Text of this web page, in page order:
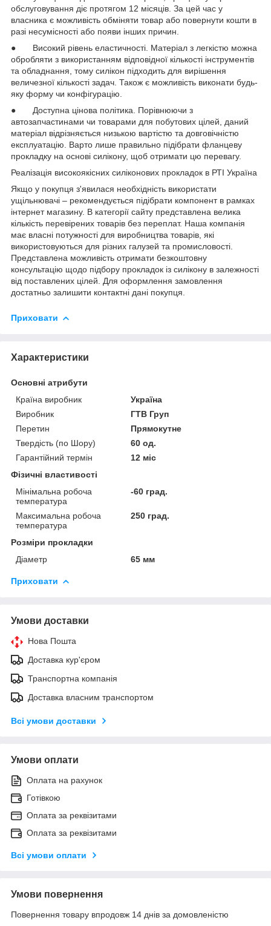
обслуговування діє протягом 12 місяців. За цей час у
власника є можливість обміняти товар або повернути кошти в
разі несумісності або появи інших причин.
● Високий рівень еластичності. Матеріал з легкістю можна
обробляти з використанням відповідної кількості інструментів
та обладнання, тому силікон підходить для вирішення
величезної кількості задач. Також є можливість виконати будь-
яку форму чи конфігурацію.
● Доступна цінова політика. Порівнюючи з
автозапчастинами чи товарами для побутових цілей, даний
матеріал відрізняється низькою вартістю та довговічністю
експлуатацію. Варто лише правильно підібрати фланцеву
прокладку на основі силікону, щоб отримати цю перевагу.
Реалізація високоякісних силіконових прокладок в РТІ Україна
Якщо у покупця з'явилася необхідність використати
ущільнювачі – рекомендується підібрати компонент в рамках
інтернет магазину. В категорії сайту представлена велика
кількість перевірених товарів без переплат. Наша компанія
має власні потужності для виробництва товарів, які
використовуються для різних галузей та промисловості.
Представлена можливість отримати безкоштовну
консультацію щодо підбору прокладок із силікону в залежності
від поставлених цілей. Для оформлення замовлення
достатньо залишити контактні дані покупця.
Приховати
Характеристики
Основні атрибути
Країна виробник
Україна
Виробник
ГТВ Груп
Перетин
Прямокутне
Твердість (по Шору)
60 од.
Гарантійний термін
12 міс
Фізичні властивості
Мінімальна робоча
температура
-60 град.
Максимальна робоча
температура
250 град.
Розміри прокладки
Діаметр
65 мм
Приховати
Умови доставки
Нова Пошта
Доставка кур'єром
Транспортна компанія
Доставка власним транспортом
Всі умови доставки
Умови оплати
Оплата на рахунок
Готівкою
Оплата за реквізитами
Оплата за реквізитами
Всі умови оплати
Умови повернення
Повернення товару впродовж 14 днів за домовленістю